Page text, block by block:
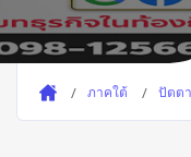
ภาคใต้ ปัตต